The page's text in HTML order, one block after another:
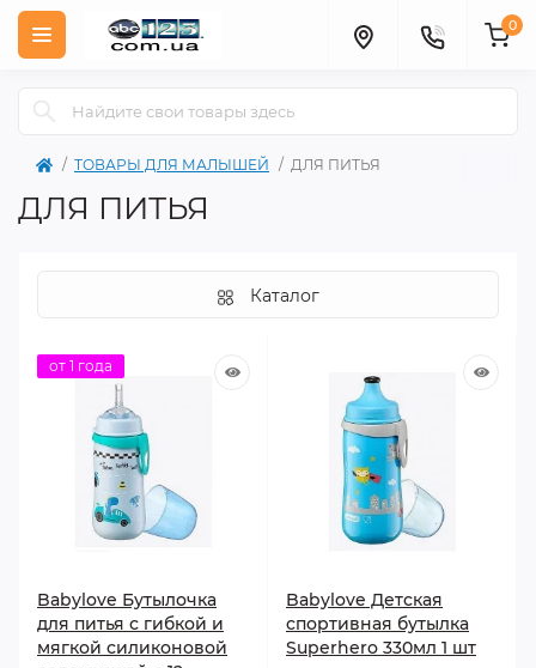
0
ТОВАРЫ ДЛЯ МАЛЫШЕЙ ДЛЯ ПИТЬЯ
ДЛЯ ПИТЬЯ
Каталог
от 1 года
Babylove Бутылочка
для питья с гибкой и
мягкой силиконовой
Babylove Детская
спортивная бутылка
Superhero 330мл 1 шт